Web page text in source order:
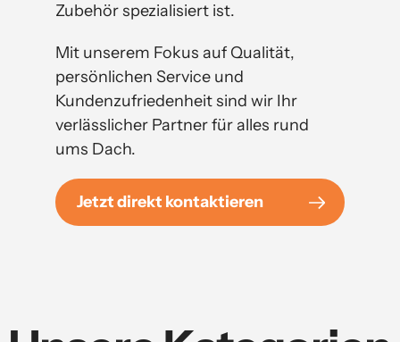
Zubehör spezialisiert ist.
Mit unserem Fokus auf Qualität,
persönlichen Service und
Kundenzufriedenheit sind wir Ihr
verlässlicher Partner für alles rund
ums Dach.
Jetzt direkt kontaktieren